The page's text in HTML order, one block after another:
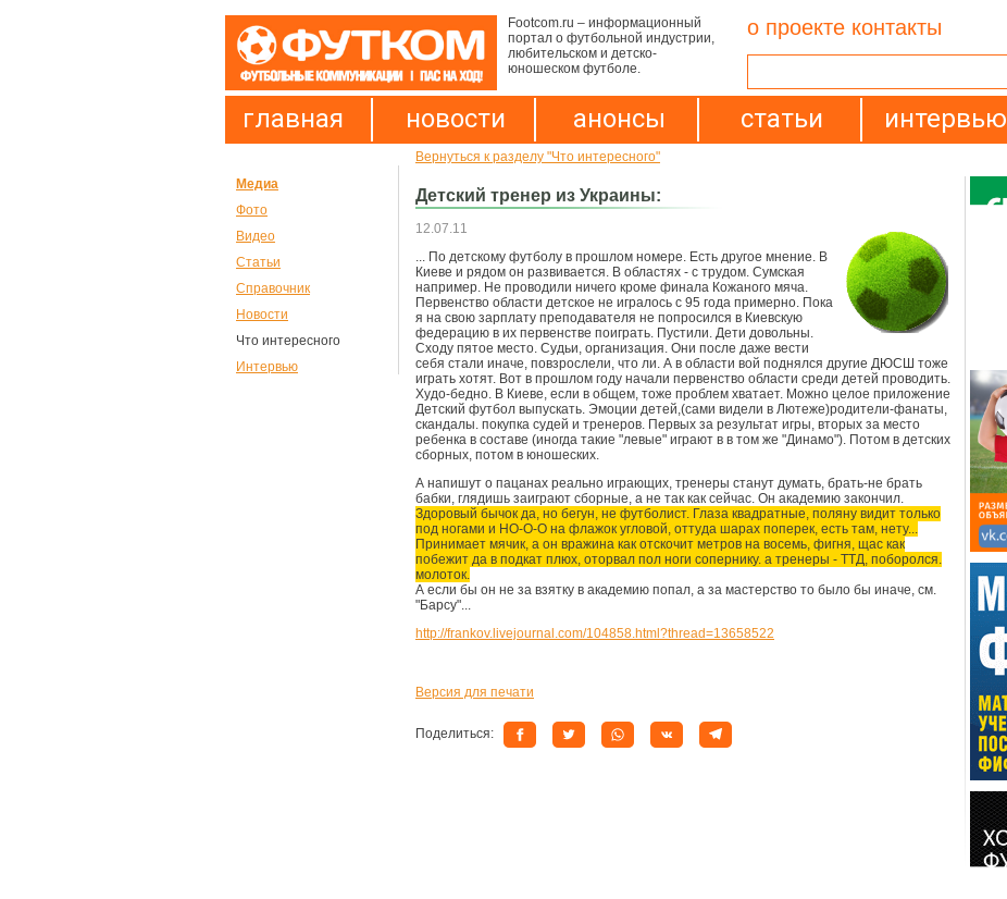
Footcom.ru – информационный
портал о футбольной индустрии,
любительском и детско-
юношеском футболе.
о проекте контакты
главная новости анонсы статьи интервью
Медиа
Фото
Видео
Статьи
Справочник
Новости
Что интересного
Интервью
Вернуться к разделу "Что интересного"
Детский тренер из Украины:
12.07.11
... По детскому футболу в прошлом номере. Есть другое мнение. В
Киеве и рядом он развивается. В областях - с трудом. Сумская
например. Не проводили ничего кроме финала Кожаного мяча.
Первенство области детское не игралось с 95 года примерно. Пока
я на свою зарплату преподавателя не попросился в Киевскую
федерацию в их первенстве поиграть. Пустили. Дети довольны.
Сходу пятое место. Судьи, организация. Они после даже вести
себя стали иначе, повзрослели, что ли. А в области вой поднялся другие ДЮСШ тоже
играть хотят. Вот в прошлом году начали первенство области среди детей проводить.
Худо-бедно. В Киеве, если в общем, тоже проблем хватает. Можно целое приложение
Детский футбол выпускать. Эмоции детей,(сами видели в Лютеже)родители-фанаты,
скандалы. покупка судей и тренеров. Первых за результат игры, вторых за место
ребенка в составе (иногда такие "левые" играют в в том же "Динамо"). Потом в детских
сборных, потом в юношеских.
А напишут о пацанах реально играющих, тренеры станут думать, брать-не брать
бабки, глядишь заиграют сборные, а не так как сейчас. Он академию закончил.
Здоровый бычок да, но бегун, не футболист. Глаза квадратные, поляну видит только
под ногами и НО-О-О на флажок угловой, оттуда шарах поперек, есть там, нету...
Принимает мячик, а он вражина как отскочит метров на восемь, фигня, щас как
побежит да в подкат плюх, оторвал пол ноги сопернику. а тренеры - ТТД, поборолся.
молоток.
А если бы он не за взятку в академию попал, а за мастерство то было бы иначе, см.
"Барсу"...
http://frankov.livejournal.com/104858.html?thread=13658522
Версия для печати
Поделиться: